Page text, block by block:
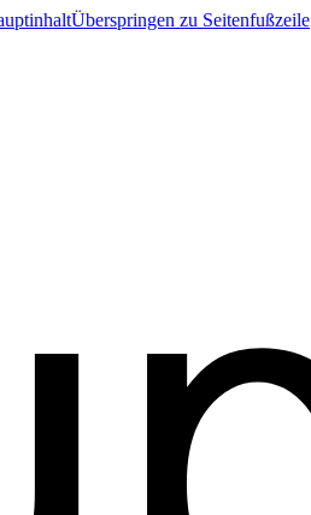
Überspringen zu Seitenfußzeile